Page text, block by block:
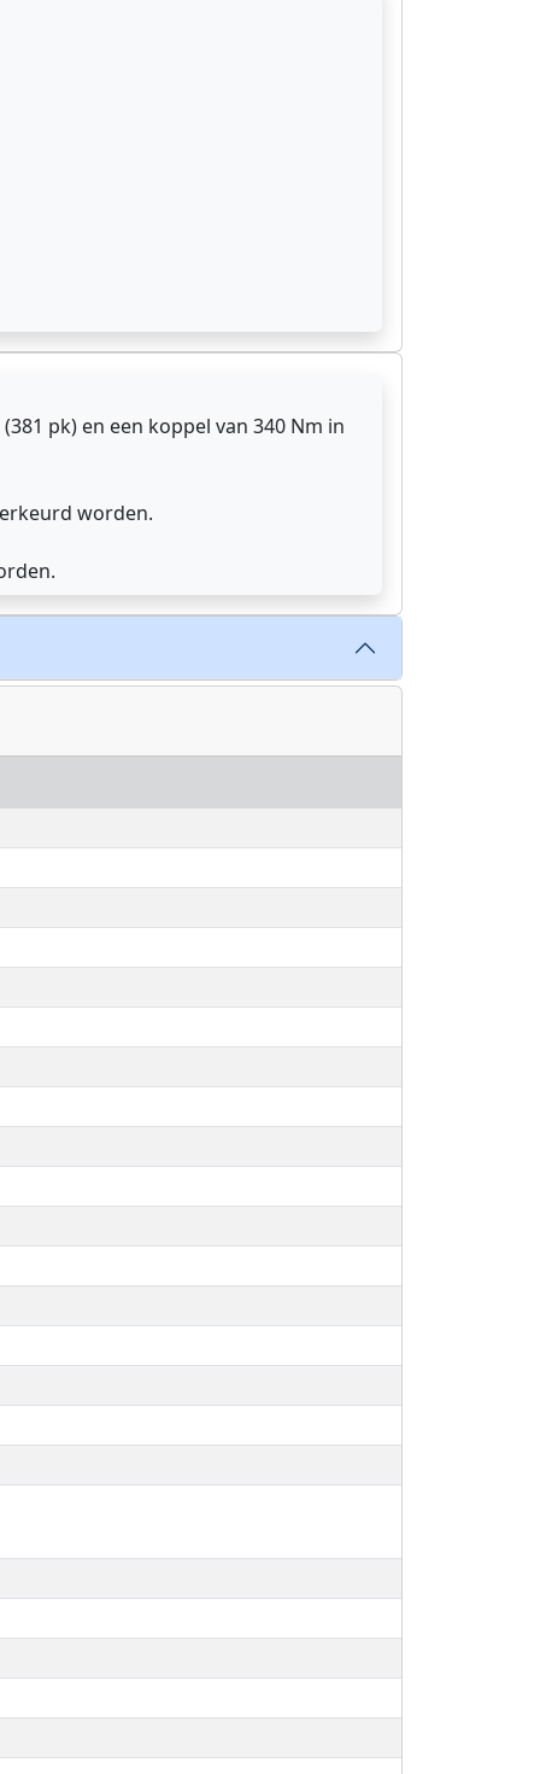
pk) en een koppel van 340 Nm in
worden.